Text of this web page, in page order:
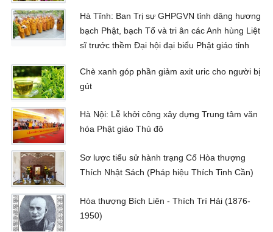
Hà Tĩnh: Ban Trị sự GHPGVN tỉnh dâng hương
bạch Phật, bạch Tổ và tri ân các Anh hùng Liệt
sĩ trước thềm Đại hội đại biểu Phật giáo tỉnh
Chè xanh góp phần giảm axit uric cho người bị
gút
Hà Nội: Lễ khởi công xây dựng Trung tâm văn
hóa Phật giáo Thủ đô
Sơ lược tiểu sử hành trạng Cố Hòa thượng
Thích Nhật Sách (Pháp hiệu Thích Tinh Cần)
Hòa thượng Bích Liên - Thích Trí Hải (1876-
1950)